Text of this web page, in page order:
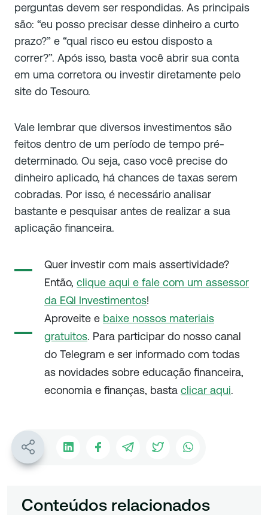
perguntas devem ser respondidas. As principais
são: “eu posso precisar desse dinheiro a curto
prazo?” e “qual risco eu estou disposto a
correr?”. Após isso, basta você abrir sua conta
em uma corretora ou investir diretamente pelo
site do Tesouro.
Vale lembrar que diversos investimentos são
feitos dentro de um período de tempo pré-
determinado. Ou seja, caso você precise do
dinheiro aplicado, há chances de taxas serem
cobradas. Por isso, é necessário analisar
bastante e pesquisar antes de realizar a sua
aplicação financeira.
Quer investir com mais assertividade?
Então, clique aqui e fale com um assessor
da EQI Investimentos!
Aproveite e baixe nossos materiais
gratuitos. Para participar do nosso canal
do Telegram e ser informado com todas
as novidades sobre educação financeira,
economia e finanças, basta clicar aqui.
Conteúdos relacionados